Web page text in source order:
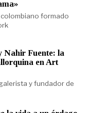
formado
Nahir Fuente: la
en Art
y fundador de